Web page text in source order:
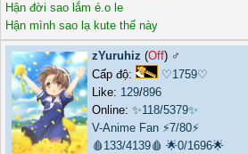
Hận đời sao lắm é.o le
Hận mình sao lạ kute thế này
zYuruhiz (Off) ♂️
Cấp độ:
♡1759♡
Like: 129/896
Online: ✨118/5379✨
V-Anime Fan ⚡7/80⚡
🩸133/4139🩸 🌟0/1696🌟